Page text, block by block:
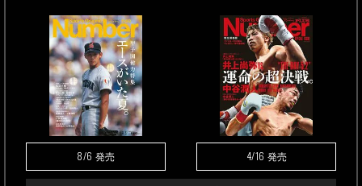
8/6 発売 4/16 発売